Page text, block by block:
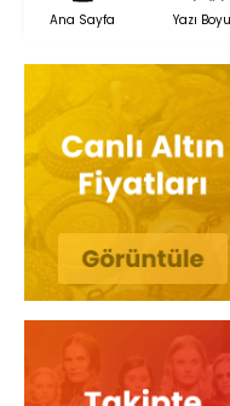
Ana Sayfa Yazı